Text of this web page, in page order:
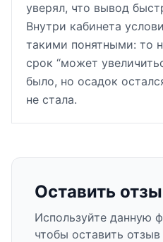
уверял, что вывод
Внутри кабинета
такими понятными: то
срок “может
было, но осадок
не стала.
Оставить
Используйте данную
чтобы оставить